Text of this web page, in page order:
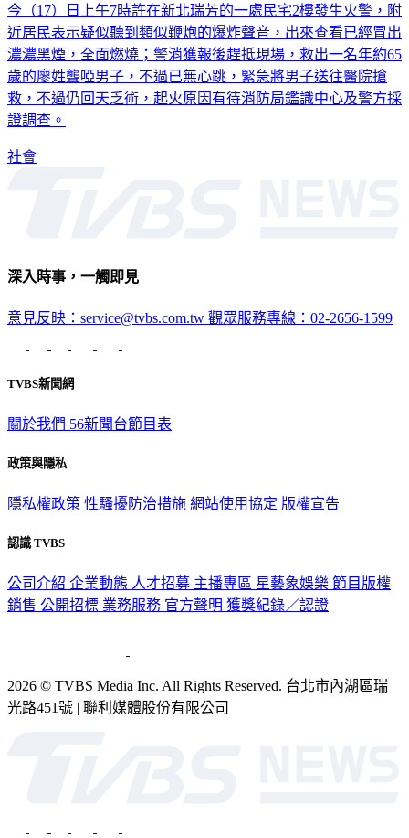
今（17）日上午7時許在新北瑞芳的一處民宅2樓發生火警，附
近居民表示疑似聽到類似鞭炮的爆炸聲音，出來查看已經冒出
濃濃黑煙，全面燃燒；警消獲報後趕抵現場，救出一名年約65
歲的廖姓聾啞男子，不過已無心跳，緊急將男子送往醫院搶
救，不過仍回天乏術，起火原因有待消防局鑑識中心及警方採
證調查。
社會
深入時事，一觸即見
意見反映：service@tvbs.com.tw 觀眾服務專線：02-2656-1599
TVBS新聞網
關於我們 56新聞台節目表
政策與隱私
隱私權政策 性騷擾防治措施 網站使用協定 版權宣告
認識 TVBS
公司介紹 企業動態 人才招募 主播專區 星藝象娛樂 節目版權
銷售 公開招標 業務服務 官方聲明 獲獎紀錄／認證
2026 © TVBS Media Inc. All Rights Reserved. 台北市內湖區瑞
光路451號 | 聯利媒體股份有限公司